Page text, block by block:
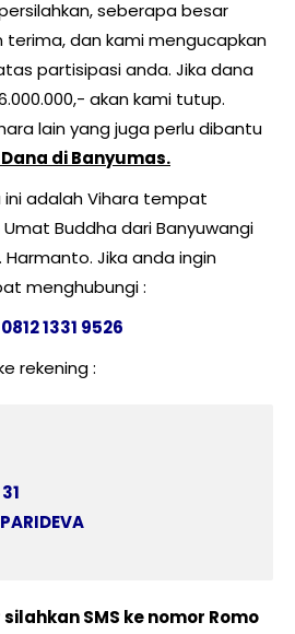
seberapa besar
terima, dan kami mengucapkan
partisipasi anda. Jika dana
akan kami tutup.
lain yang juga perlu dibantu
di Banyumas.
ini adalah Vihara tempat
Buddha dari Banyuwangi
Jika anda ingin
menghubungi :
1331 9526
rekening :
SMS ke nomor Romo